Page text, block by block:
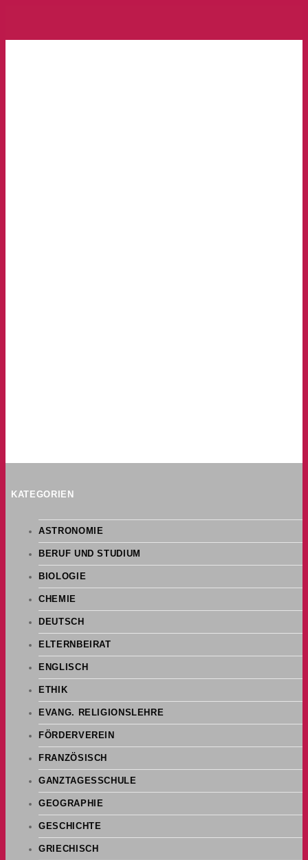
KATEGORIEN
ASTRONOMIE
BERUF UND STUDIUM
BIOLOGIE
CHEMIE
DEUTSCH
ELTERNBEIRAT
ENGLISCH
ETHIK
EVANG. RELIGIONSLEHRE
FÖRDERVEREIN
FRANZÖSISCH
GANZTAGESSCHULE
GEOGRAPHIE
GESCHICHTE
GRIECHISCH